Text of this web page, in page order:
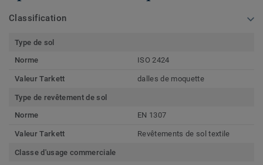
Classification
Type de sol
Norme
ISO 2424
Valeur Tarkett dalles de moquette
Type de revêtement de sol
Norme
EN 1307
Valeur Tarkett Revêtements de sol textile
Classe d'usage commerciale